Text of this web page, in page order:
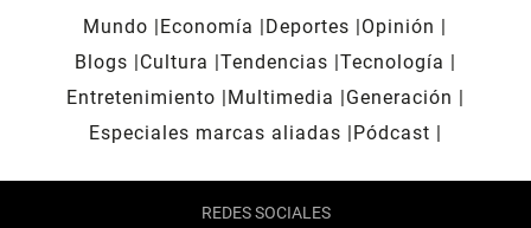
Mundo Economía Deportes
Opinión
Blogs
Cultura Tendencias Tecnología
Entretenimiento
Multimedia
Generación
Especiales marcas aliadas
Pódcast
REDES SOCIALES